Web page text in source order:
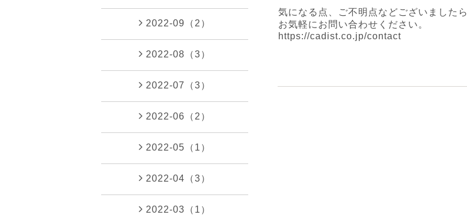
気になる点、ご不明点などございましたら
お気軽にお問い合わせください。
https://cadist.co.jp/contact
2022-09（2）
2022-08（3）
2022-07（3）
2022-06（2）
2022-05（1）
2022-04（3）
2022-03（1）